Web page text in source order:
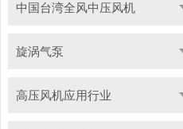
中国台湾全风中压风机
旋涡气泵
高压风机应用行业